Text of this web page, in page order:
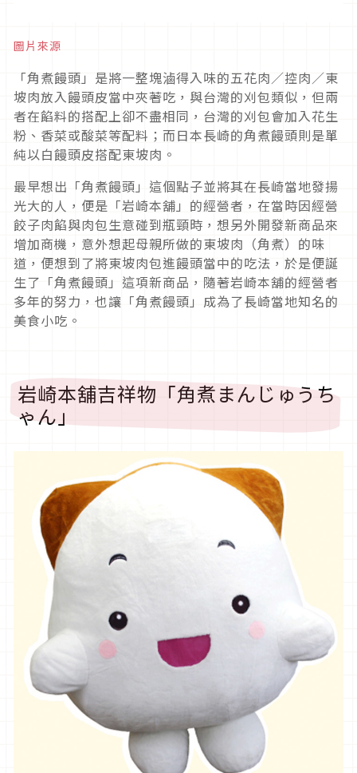
圖片來源
「角煮饅頭」是將一整塊滷得入味的五花肉／控肉／東
坡肉放入饅頭皮當中夾著吃，與台灣的刈包類似，但兩
者在餡料的搭配上卻不盡相同，台灣的刈包會加入花生
粉、香菜或酸菜等配料；而日本長崎的角煮饅頭則是單
純以白饅頭皮搭配東坡肉。
最早想出「角煮饅頭」這個點子並將其在長崎當地發揚
光大的人，便是「岩崎本舖」的經營者，在當時因經營
餃子肉餡與肉包生意碰到瓶頸時，想另外開發新商品來
增加商機，意外想起母親所做的東坡肉（角煮）的味
道，便想到了將東坡肉包進饅頭當中的吃法，於是便誕
生了「角煮饅頭」這項新商品，隨著岩崎本舖的經營者
多年的努力，也讓「角煮饅頭」成為了長崎當地知名的
美食小吃。
岩崎本舖吉祥物「角煮まんじゅうち
ゃん」